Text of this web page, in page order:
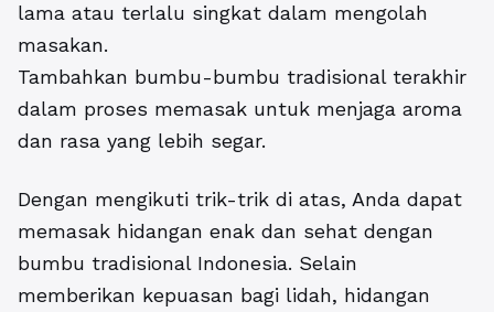
lama atau terlalu singkat dalam mengolah
masakan.
Tambahkan bumbu-bumbu tradisional terakhir
dalam proses memasak untuk menjaga aroma
dan rasa yang lebih segar.
Dengan mengikuti trik-trik di atas, Anda dapat
memasak hidangan enak dan sehat dengan
bumbu tradisional Indonesia. Selain
memberikan kepuasan bagi lidah, hidangan